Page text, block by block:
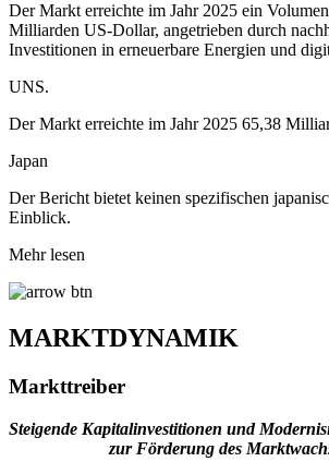
Der Markt erreichte im Jahr 2025 ein
Milliarden US-Dollar, angetrieben durch
Investitionen in erneuerbare Energien und
UNS.
Der Markt erreichte im Jahr 2025 65,38
Japan
Der Bericht bietet keinen spezifischen
Einblick.
Mehr lesen
MARKTDYNAMIK
Markttreiber
Steigende Kapitalinvestitionen und
zur Förderung des